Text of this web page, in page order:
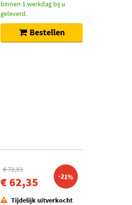
binnen 1 werkdag bij u
geleverd.
Bestellen
€ 78,93
€ 62,35 -21%
Tijdelijk uitverkocht